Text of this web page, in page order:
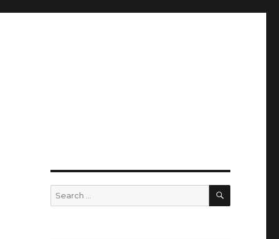
Search
for:
SEARCH